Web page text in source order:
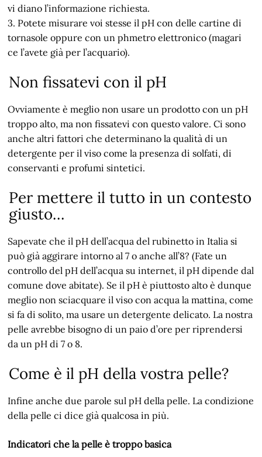
vi diano l’informazione richiesta.
3. Potete misurare voi stesse il pH con delle cartine di
tornasole oppure con un phmetro elettronico (magari
ce l’avete già per l’acquario).
Non fissatevi con il pH
Ovviamente è meglio non usare un prodotto con un pH
troppo alto, ma non fissatevi con questo valore. Ci sono
anche altri fattori che determinano la qualità di un
detergente per il viso come la presenza di solfati, di
conservanti e profumi sintetici.
Per mettere il tutto in un contesto
giusto…
Sapevate che il pH dell’acqua del rubinetto in Italia si
può già aggirare intorno al 7 o anche all’8? (Fate un
controllo del pH dell’acqua su internet, il pH dipende dal
comune dove abitate). Se il pH è piuttosto alto è dunque
meglio non sciacquare il viso con acqua la mattina, come
si fa di solito, ma usare un detergente delicato. La nostra
pelle avrebbe bisogno di un paio d’ore per riprendersi
da un pH di 7 o 8.
Come è il pH della vostra pelle?
Infine anche due parole sul pH della pelle. La condizione
della pelle ci dice già qualcosa in più.
Indicatori che la pelle è troppo basica